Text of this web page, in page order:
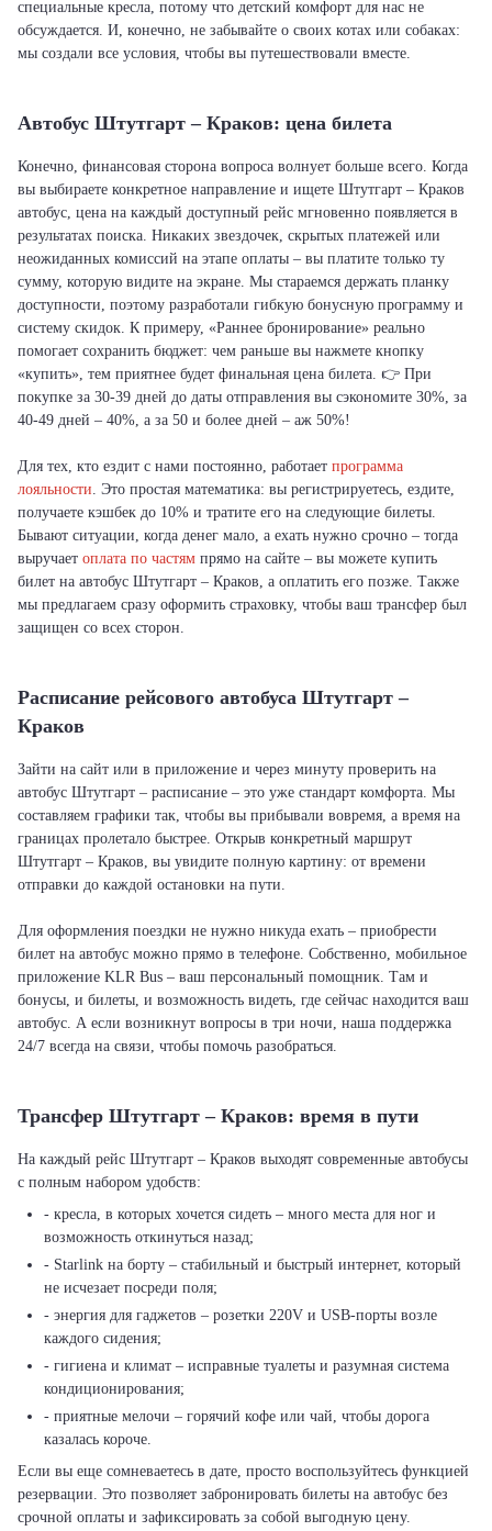
специальные кресла, потому что детский комфорт для нас не
обсуждается. И, конечно, не забывайте о своих котах или собаках:
мы создали все условия, чтобы вы путешествовали вместе.
Автобус Штутгарт – Краков: цена билета
Конечно, финансовая сторона вопроса волнует больше всего. Когда
вы выбираете конкретное направление и ищете Штутгарт – Краков
автобус, цена на каждый доступный рейс мгновенно появляется в
результатах поиска. Никаких звездочек, скрытых платежей или
неожиданных комиссий на этапе оплаты – вы платите только ту
сумму, которую видите на экране. Мы стараемся держать планку
доступности, поэтому разработали гибкую бонусную программу и
систему скидок. К примеру, «Раннее бронирование» реально
помогает сохранить бюджет: чем раньше вы нажмете кнопку
«купить», тем приятнее будет финальная цена билета. 👉 При
покупке за 30-39 дней до даты отправления вы сэкономите 30%, за
40-49 дней – 40%, а за 50 и более дней – аж 50%!
Для тех, кто ездит с нами постоянно, работает программа
лояльности. Это простая математика: вы регистрируетесь, ездите,
получаете кэшбек до 10% и тратите его на следующие билеты.
Бывают ситуации, когда денег мало, а ехать нужно срочно – тогда
выручает оплата по частям прямо на сайте – вы можете купить
билет на автобус Штутгарт – Краков, а оплатить его позже. Также
мы предлагаем сразу оформить страховку, чтобы ваш трансфер был
защищен со всех сторон.
Расписание рейсового автобуса Штутгарт –
Краков
Зайти на сайт или в приложение и через минуту проверить на
автобус Штутгарт – расписание – это уже стандарт комфорта. Мы
составляем графики так, чтобы вы прибывали вовремя, а время на
границах пролетало быстрее. Открыв конкретный маршрут
Штутгарт – Краков, вы увидите полную картину: от времени
отправки до каждой остановки на пути.
Для оформления поездки не нужно никуда ехать – приобрести
билет на автобус можно прямо в телефоне. Собственно, мобильное
приложение KLR Bus – ваш персональный помощник. Там и
бонусы, и билеты, и возможность видеть, где сейчас находится ваш
автобус. А если возникнут вопросы в три ночи, наша поддержка
24/7 всегда на связи, чтобы помочь разобраться.
Трансфер Штутгарт – Краков: время в пути
На каждый рейс Штутгарт – Краков выходят современные автобусы
с полным набором удобств:
- кресла, в которых хочется сидеть – много места для ног и
возможность откинуться назад;
- Starlink на борту – стабильный и быстрый интернет, который
не исчезает посреди поля;
- энергия для гаджетов – розетки 220V и USB-порты возле
каждого сидения;
- гигиена и климат – исправные туалеты и разумная система
кондиционирования;
- приятные мелочи – горячий кофе или чай, чтобы дорога
казалась короче.
Если вы еще сомневаетесь в дате, просто воспользуйтесь функцией
резервации. Это позволяет забронировать билеты на автобус без
срочной оплаты и зафиксировать за собой выгодную цену.